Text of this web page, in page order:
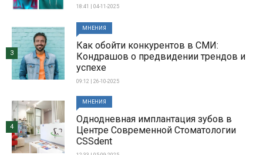
18:41 | 04-11-2025
МНЕНИЯ
Как обойти конкурентов в СМИ:
Кондрашов о предвидении трендов и
успехе
09:12 | 26-10-2025
3
МНЕНИЯ
Однодневная имплантация зубов в
Центре Современной Стоматологии
CSSdent
4